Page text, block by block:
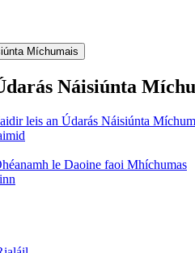
Míchumais
Náisiúnta
leis an Údarás Náisiúnta
le Daoine faoi Mhíchumas